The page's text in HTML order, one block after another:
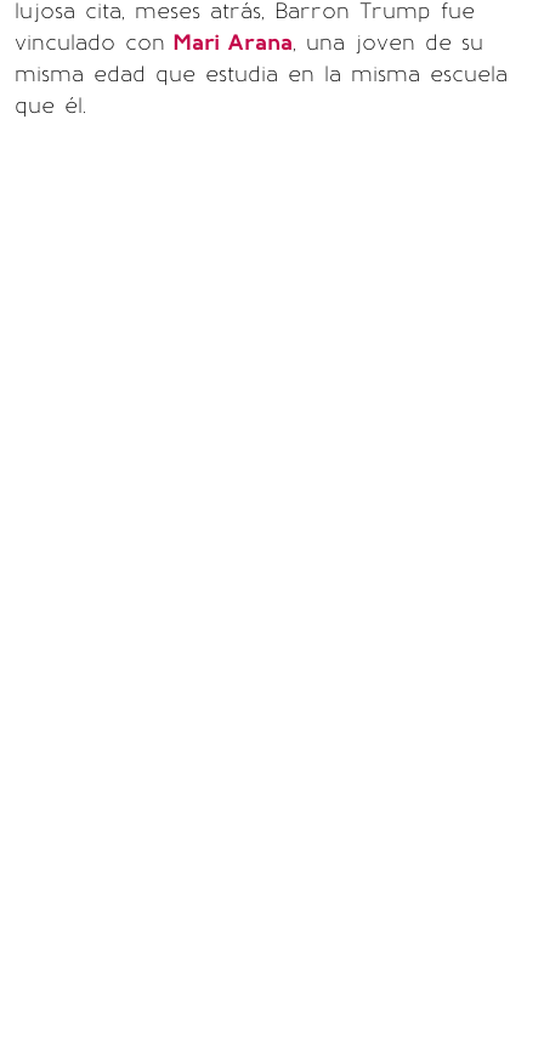
lujosa cita, meses atrás, Barron Trump fue
vinculado con Mari Arana, una joven de su
misma edad que estudia en la misma escuela
que él.